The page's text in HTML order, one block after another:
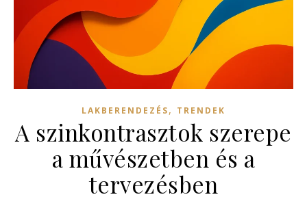
LAKBERENDEZÉS, TRENDEK
A szinkontrasztok szerepe
a művészetben és a
tervezésben